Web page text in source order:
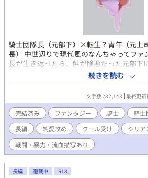
騎士団隊長（元部下）×転生？青年（元
長） 中世辺りで現代風のなんちゃってファ
長が生き返ったら、仲が険悪だった元部下
三番隊長を務めていたイナミ。ある日、集
てきた。 それに追われた騎士団、イナミも
が、後ろから腹を刺されあえなく絶命。
が覚めてみればイナミは生きていた。しか
では無く、若い青年の別人の体だった。
ミ、あかれから10年の月日が経っており。
で、使用人として屋敷に働いていたら、騎
が屋敷に尋ねてきた 10年前より大人びた部
隠すが…… 旧タイトル（その名前はリリィ）
続きを読む
文字数 282,143 最終更
完結済み ファンタジー 騎士
騎士
長編
純愛攻め クール受け
シリア
戦闘・暴力・流血描写あり
長編 連載中 R18